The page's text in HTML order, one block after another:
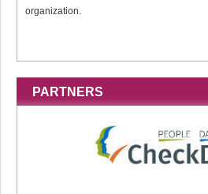
organization.
PARTNERS